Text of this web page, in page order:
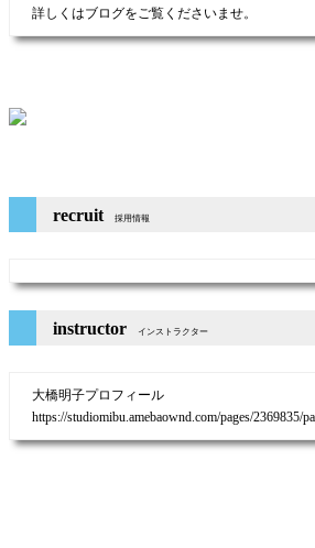
詳しくはブログをご覧くださいませ。
recruit 採用情報
instructor インストラクター
大橋明子プロフィール
https://studiomibu.amebaownd.com/pages/2369835/